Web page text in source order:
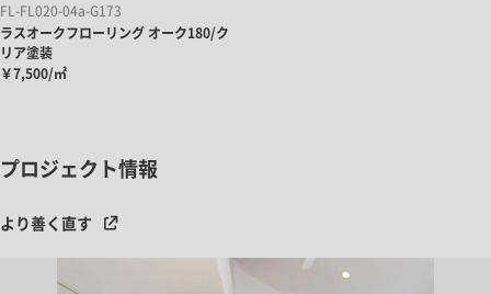
FL-FL020-04a-G173
ラスオークフローリング オーク180/ク
リア塗装
￥7,500/㎡
プロジェクト情報
より善く直す